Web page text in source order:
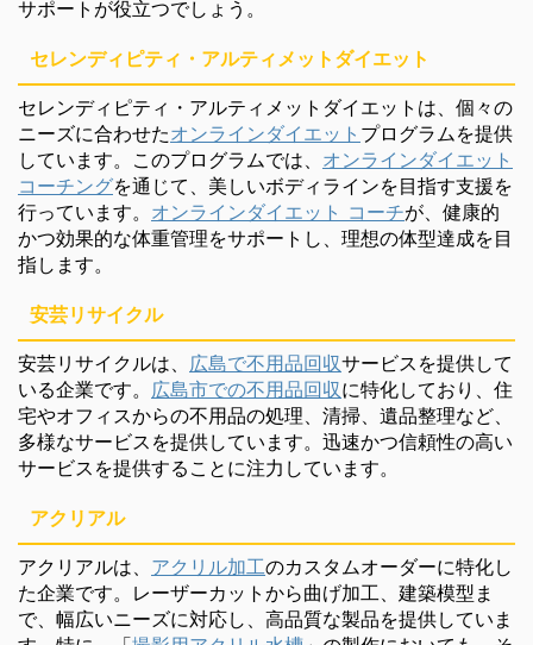
サポートが役立つでしょう。
セレンディピティ・アルティメットダイエット
セレンディピティ・アルティメットダイエットは、個々の
ニーズに合わせたオンラインダイエット プログラムを提供
しています。このプログラムでは、 オンラインダイエット
コーチングを通じて、美しいボディラインを目指す支援を
行っています。 オンラインダイエット コーチが、健康的
かつ効果的な体重管理をサポートし、理想の体型達成を目
指します。
安芸リサイクル
安芸リサイクルは、 広島で不用品回収サービスを提供して
いる企業です。 広島市での不用品回収に特化しており、住
宅やオフィスからの不用品の処理、清掃、遺品整理など、
多様なサービスを提供しています。迅速かつ信頼性の高い
サービスを提供することに注力しています。
アクリアル
アクリアルは、 アクリル加工のカスタムオーダーに特化し
た企業です。レーザーカットから曲げ加工、建築模型ま
で、幅広いニーズに対応し、高品質な製品を提供していま